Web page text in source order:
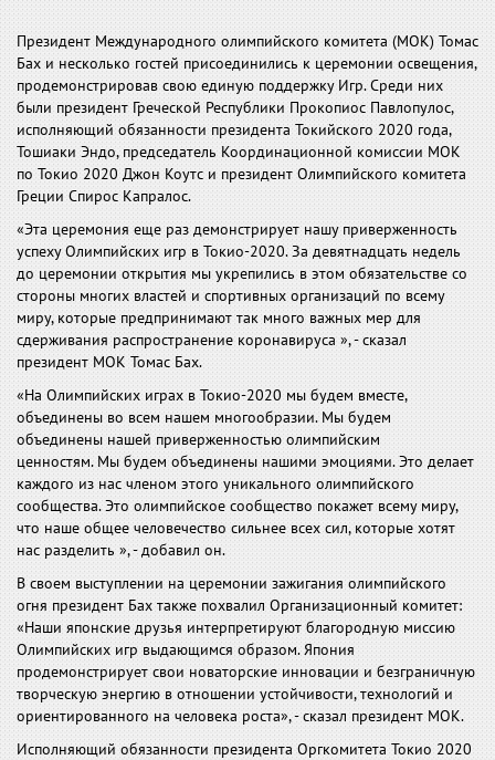
Президент Международного олимпийского комитета (МОК) Томас
Бах и несколько гостей присоединились к церемонии освещения,
продемонстрировав свою единую поддержку Игр. Среди них
были президент Греческой Республики Прокопиос Павлопулос,
исполняющий обязанности президента Токийского 2020 года,
Тошиаки Эндо, председатель Координационной комиссии МОК
по Токио 2020 Джон Коутс и президент Олимпийского комитета
Греции Спирос Капралос.
«Эта церемония еще раз демонстрирует нашу приверженность
успеху Олимпийских игр в Токио-2020. За девятнадцать недель
до церемонии открытия мы укрепились в этом обязательстве со
стороны многих властей и спортивных организаций по всему
миру, которые предпринимают так много важных мер для
сдерживания распространение коронавируса », - сказал
президент МОК Томас Бах.
«На Олимпийских играх в Токио-2020 мы будем вместе,
объединены во всем нашем многообразии. Мы будем
объединены нашей приверженностью олимпийским
ценностям. Мы будем объединены нашими эмоциями. Это делает
каждого из нас членом этого уникального олимпийского
сообщества. Это олимпийское сообщество покажет всему миру,
что наше общее человечество сильнее всех сил, которые хотят
нас разделить », - добавил он.
В своем выступлении на церемонии зажигания олимпийского
огня президент Бах также похвалил Организационный комитет:
«Наши японские друзья интерпретируют благородную миссию
Олимпийских игр выдающимся образом. Япония
продемонстрирует свои новаторские инновации и безграничную
творческую энергию в отношении устойчивости, технологий и
ориентированного на человека роста», - сказал президент МОК.
Исполняющий обязанности президента Оргкомитета Токио 2020